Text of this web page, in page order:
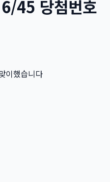
45 당첨번호
이했습니다